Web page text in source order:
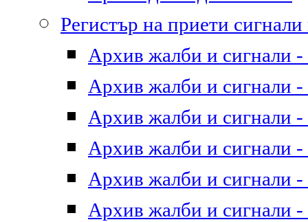
Регистър на приети
Архив жалби и сигнали -
Архив жалби и сигнали -
Архив жалби и сигнали -
Архив жалби и сигнали -
Архив жалби и сигнали -
Архив жалби и сигнали -